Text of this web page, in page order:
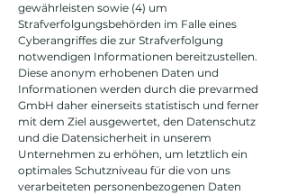
gewährleisten sowie (4) um
Strafverfolgungsbehörden im Falle eines
Cyberangriffes die zur Strafverfolgung
notwendigen Informationen bereitzustellen.
Diese anonym erhobenen Daten und
Informationen werden durch die prevarmed
GmbH daher einerseits statistisch und ferner
mit dem Ziel ausgewertet, den Datenschutz
und die Datensicherheit in unserem
Unternehmen zu erhöhen, um letztlich ein
optimales Schutzniveau für die von uns
verarbeiteten personenbezogenen Daten